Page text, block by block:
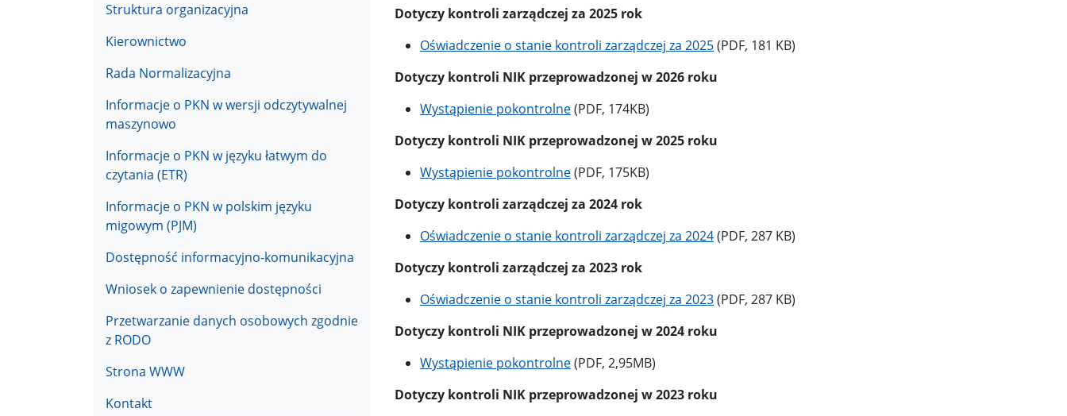
Struktura organizacyjna
Kierownictwo
Rada Normalizacyjna
Informacje o PKN w wersji odczytywalnej
maszynowo
Informacje o PKN w języku łatwym do
czytania (ETR)
Informacje o PKN w polskim języku
migowym (PJM)
Dostępność informacyjno-komunikacyjna
Wniosek o zapewnienie dostępności
Przetwarzanie danych osobowych zgodnie
z RODO
Strona WWW
Kontakt
Dotyczy kontroli zarządczej za 2025 rok
Oświadczenie o stanie kontroli zarządczej za 2025(PDF, 181 KB)
Dotyczy kontroli NIK przeprowadzonej w 2026 roku
Wystąpienie pokontrolne(PDF, 174KB)
Dotyczy kontroli NIK przeprowadzonej w 2025 roku
Wystąpienie pokontrolne(PDF, 175KB)
Dotyczy kontroli zarządczej za 2024 rok
Oświadczenie o stanie kontroli zarządczej za 2024(PDF, 287 KB)
Dotyczy kontroli zarządczej za 2023 rok
Oświadczenie o stanie kontroli zarządczej za 2023(PDF, 287 KB)
Dotyczy kontroli NIK przeprowadzonej w 2024 roku
Wystąpienie pokontrolne(PDF, 2,95MB)
Dotyczy kontroli NIK przeprowadzonej w 2023 roku